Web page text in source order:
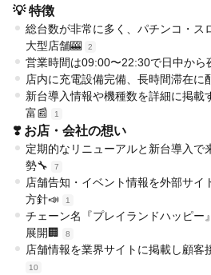
💡 特徴
総台数が非常に多く、パチンコ・ス
大型店舗🎰
2
営業時間は09:00〜22:30で日中から
店内に充電設備完備、長時間滞在に
新台導入情報や機種数を詳細に掲載
富📰
1
❣️ お店・会社の想い
定期的なリニューアルと新台導入で
勢🔧
7
店舗告知・イベント情報を外部サイ
方針📣
1
チェーン名『プレイランドハッピー
展開🏢
8
店舗情報を業界サイトに掲載し顧客
10